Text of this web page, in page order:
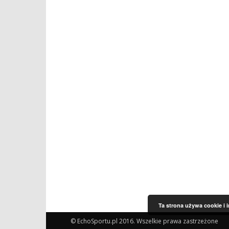
© EchoSportu.pl 2016. Wszelkie prawa zastrzeżone
Ta strona używa cookie i